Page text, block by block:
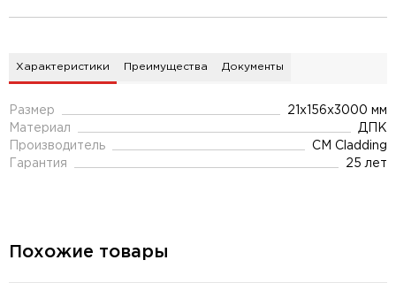
Характеристики Преимущества Документы
Размер
21x156x3000 мм
Материал
ДПК
Производитель
CM Cladding
Гарантия
25 лет
Похожие товары